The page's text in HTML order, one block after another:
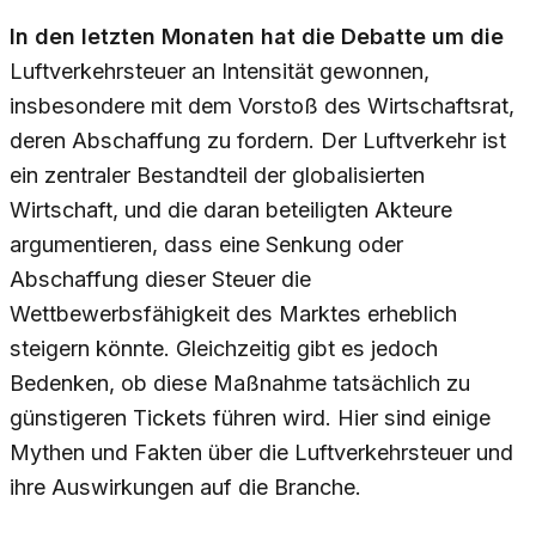
In den letzten Monaten hat die Debatte um die
Luftverkehrsteuer an Intensität gewonnen,
insbesondere mit dem Vorstoß des Wirtschaftsrat,
deren Abschaffung zu fordern. Der Luftverkehr ist
ein zentraler Bestandteil der globalisierten
Wirtschaft, und die daran beteiligten Akteure
argumentieren, dass eine Senkung oder
Abschaffung dieser Steuer die
Wettbewerbsfähigkeit des Marktes erheblich
steigern könnte. Gleichzeitig gibt es jedoch
Bedenken, ob diese Maßnahme tatsächlich zu
günstigeren Tickets führen wird. Hier sind einige
Mythen und Fakten über die Luftverkehrsteuer und
ihre Auswirkungen auf die Branche.